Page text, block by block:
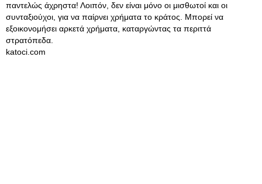
παντελώς άχρηστα! Λοιπόν, δεν είναι μόνο οι μισθωτοί και οι
συνταξιούχοι, για να παίρνει χρήματα το κράτος. Μπορεί να
εξοικονομήσει αρκετά χρήματα, καταργώντας τα περιττά
στρατόπεδα.
katoci.com